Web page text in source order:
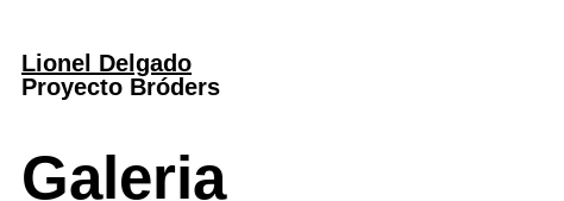
Lionel Delgado
Proyecto Bróders
Galeria